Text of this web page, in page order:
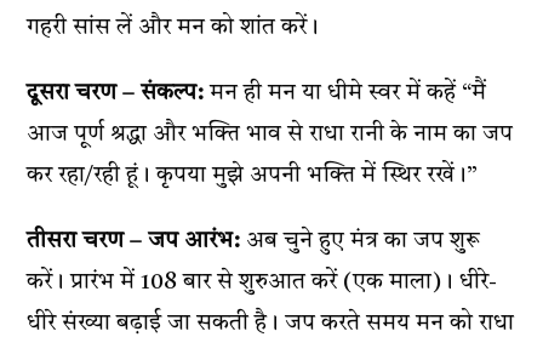
गहरी सांस लें और मन को शांत करें।
दूसरा चरण – संकल्प: मन ही मन या धीमे स्वर में कहें “मैं
आज पूर्ण श्रद्धा और भक्ति भाव से राधा रानी के नाम का जप
कर रहा/रही हूं। कृपया मुझे अपनी भक्ति में स्थिर रखें।”
तीसरा चरण – जप आरंभ: अब चुने हुए मंत्र का जप शुरू
करें। प्रारंभ में 108 बार से शुरुआत करें (एक माला)। धीरे-
धीरे संख्या बढ़ाई जा सकती है। जप करते समय मन को राधा